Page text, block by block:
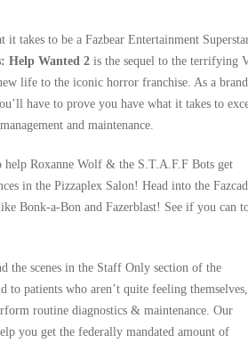
takes to be a Fazbear Entertainment
Help Wanted 2 is the sequel to the terrifying
life to the iconic horror franchise. As a brand
have to prove you have what it takes to
and maintenance.
help Roxanne Wolf & the S.T.A.F.F Bots get
in the Pizzaplex Salon! Head into the
Bonk-a-Bon and Fazerblast! See if you can
the scenes in the Staff Only section of the
patients who aren’t quite feeling themselves,
routine diagnostics & maintenance. Our
you get the federally mandated amount of